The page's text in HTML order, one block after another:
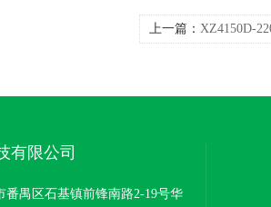
上一篇： XZ4150D-
有限公司
番禺区石基镇前锋南路2-19号华